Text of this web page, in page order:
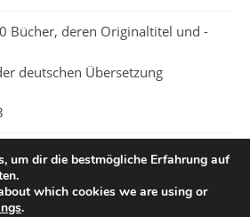
Bücher, deren Originaltitel und -
deutschen Übersetzung
um dir die bestmögliche Erfahrung auf
which cookies we are using or
.